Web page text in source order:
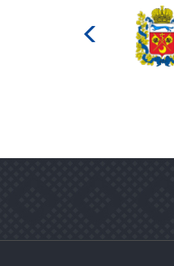
Министерство
культуры
Российской
федерации